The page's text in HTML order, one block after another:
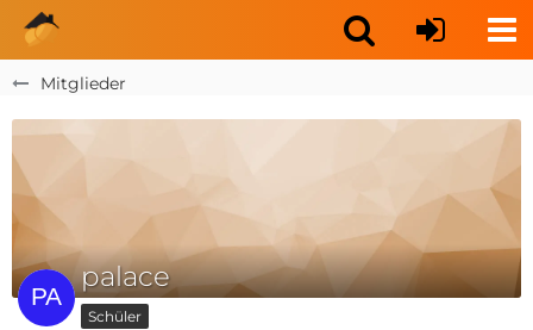
Mitglieder
palace
Schüler